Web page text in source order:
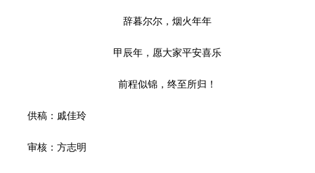
辞暮尔尔，烟火年年
甲辰年，愿大家平安喜乐
前程似锦，终至所归！
供稿：戚佳玲
审核：方志明